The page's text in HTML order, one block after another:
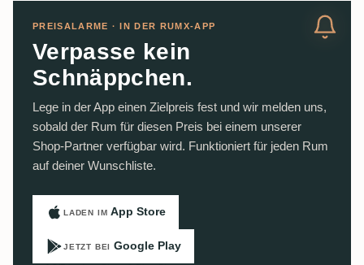
PREISALARME · IN DER RUMX-APP
Verpasse kein
Schnäppchen.
Lege in der App einen Zielpreis fest und wir melden uns,
sobald der Rum für diesen Preis bei einem unserer
Shop-Partner verfügbar wird. Funktioniert für jeden Rum
auf deiner Wunschliste.
LADEN IM App Store
JETZT BEI Google Play